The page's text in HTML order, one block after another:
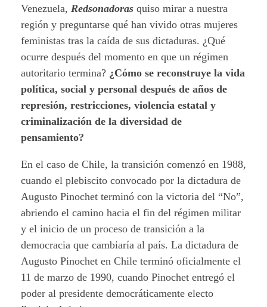
Venezuela, Redsonadoras quiso mirar a nuestra
región y preguntarse qué han vivido otras mujeres
feministas tras la caída de sus dictaduras. ¿Qué
ocurre después del momento en que un régimen
autoritario termina? ¿Cómo se reconstruye la vida
política, social y personal después de años de
represión, restricciones, violencia estatal y
criminalización de la diversidad de
pensamiento?
En el caso de Chile, la transición comenzó en 1988,
cuando el plebiscito convocado por la dictadura de
Augusto Pinochet terminó con la victoria del “No”,
abriendo el camino hacia el fin del régimen militar
y el inicio de un proceso de transición a la
democracia que cambiaría al país. La dictadura de
Augusto Pinochet en Chile terminó oficialmente el
11 de marzo de 1990, cuando Pinochet entregó el
poder al presidente democráticamente electo